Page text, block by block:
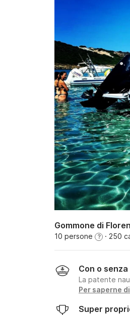
Gommone di
10 persone ? · 250
Con o
La patente
Per saperne
Super